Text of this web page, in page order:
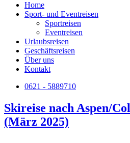
Home
Sport- und Eventreisen
Sportreisen
Eventreisen
Urlaubsreisen
Geschäftsreisen
Über uns
Kontakt
0621 - 5889710
Skireise nach Aspen/
(März 2025)